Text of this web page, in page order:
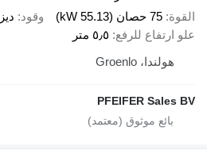
القوة 75 حصان (55.13 kW) وقود
علو ارتفاع للرفع ٥٫٥ متر
هولندا، Groenlo
PFEIFER Sales BV